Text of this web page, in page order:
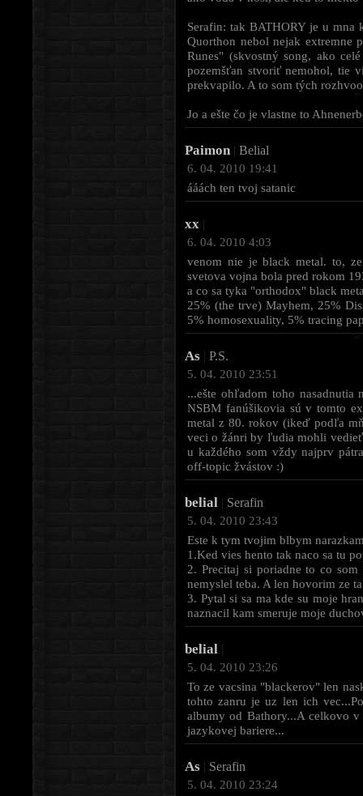
Serafin: tak BATHORY je u
Quorthon nebol nejak
Runes" (skvostný song, ako
pozemšťan stvoriť nemohol, tie
prekvapilo. A to som tých
Jo a ešte čo je vlastne to
Paimon | Belial
6. 04. 2010 19:41
ááách ten tvoj satanic
xx |
6. 04. 2010 4:03
venom nie je black metal. to,
svetova vojna bola pred rokom
a co sa tyka "orthodox" black
25% (the trve) Mayhem, 25%
5% homosexuality, 5% tracing
As | P.S.
5. 04. 2010 23:51
...ešte ohľadom toho
NSBM fanúšikovia sú v tomto
metal z 80. rokov (ikeď podľa
veci o žánri by ľudia mohli
u každého som vždy najprv
off-topic žvástov :)
belial | Serafin
5. 04. 2010 23:43
Este k tym tvojim blbym
1.Ked vies hento tak naco sa tu
2. Precitaj si poriadne to co
nemyslel teba. A len hovorim ze
3. Pytal si sa ma kde su moje
naznacil kam smeruje moje
belial |
5. 04. 2010 23:26
To ze vacsina "blackerov" len
tohto zanru je uz len ich
albumy od Bathory...A celkovo
jazykovej bariere...
As | Serafin
5. 04. 2010 23:24